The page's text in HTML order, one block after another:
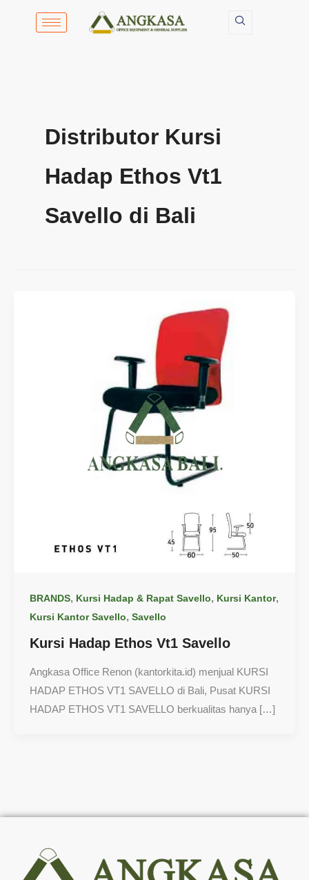
Distributor Kursi
Hadap Ethos Vt1
Savello di Bali
BRANDS, Kursi Hadap & Rapat Savello, Kursi Kantor,
Kursi Kantor Savello, Savello
Kursi Hadap Ethos Vt1 Savello
Angkasa Office Renon (kantorkita.id) menjual KURSI
HADAP ETHOS VT1 SAVELLO di Bali, Pusat KURSI
HADAP ETHOS VT1 SAVELLO berkualitas hanya […]